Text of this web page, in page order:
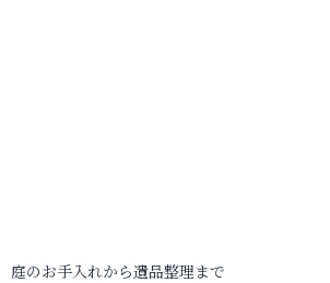
庭のお手入れから遺品整理まで